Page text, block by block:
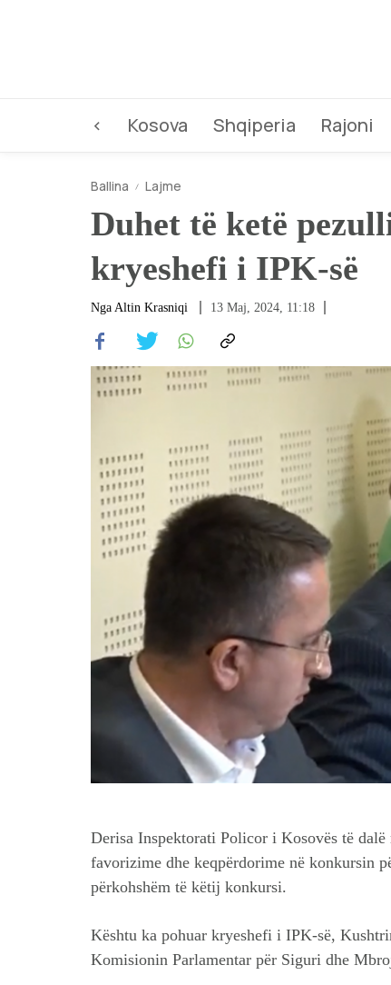
< Kosova Shqiperia Rajoni
Ballina Lajme
Duhet të ketë
kryeshefi i IPK-së
Nga Altin Krasniqi 13 Maj, 2024, 11:18
Derisa Inspektorati Policor i Kosovës të
favorizime dhe keqpërdorime në konkursin
përkohshëm të këtij konkursi.
Kështu ka pohuar kryeshefi i IPK-së,
Komisionin Parlamentar për Siguri dhe